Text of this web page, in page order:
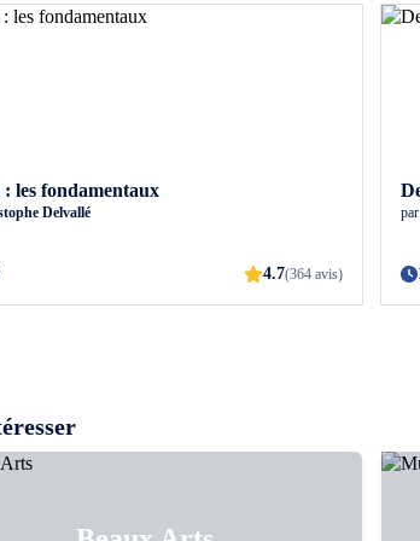
: les fondamentaux
Delvallé
4.7(364 avis)
par